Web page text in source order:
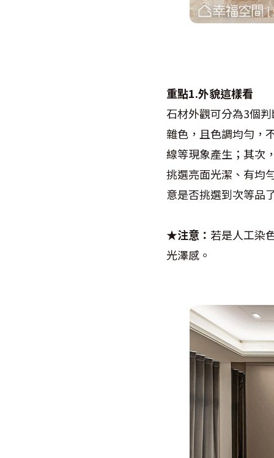
重點1.外貌這樣看
石材外觀可分為3個
雜色，且色調均勻，
線等現象產生；其次
挑選亮面光潔、有均
意是否挑選到次等品
★注意： 若是人工染
光澤感。